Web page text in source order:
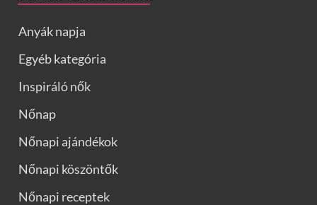
Anyák napja
Egyéb kategória
Inspiráló nők
Nőnap
Nőnapi ajándékok
Nőnapi köszöntők
Nőnapi receptek